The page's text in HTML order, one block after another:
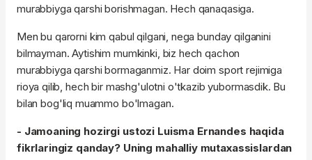
murabbiyga qarshi borishmagan. Hech qanaqasiga.
Men bu qarorni kim qabul qilgani, nega bunday qilganini
bilmayman. Aytishim mumkinki, biz hech qachon
murabbiyga qarshi bormaganmiz. Har doim sport rejimiga
rioya qilib, hech bir mashg'ulotni o'tkazib yubormasdik. Bu
bilan bog'liq muammo bo'lmagan.
- Jamoaning hozirgi ustozi Luisma Ernandes haqida
fikrlaringiz qanday? Uning mahalliy mutaxassislardan